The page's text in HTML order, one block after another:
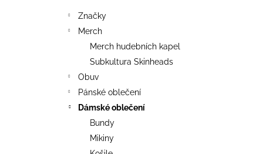
Značky
Merch
Merch hudebních kapel
Subkultura Skinheads
Obuv
Pánské oblečení
Dámské oblečení
Bundy
Mikiny